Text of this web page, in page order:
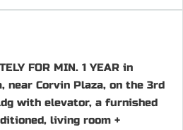
FOR MIN. 1 YEAR in
Corvin Plaza, on the 3rd
with elevator, a furnished
living room +